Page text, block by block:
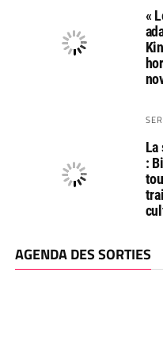
«
La
:
AGENDA DES SORTIES